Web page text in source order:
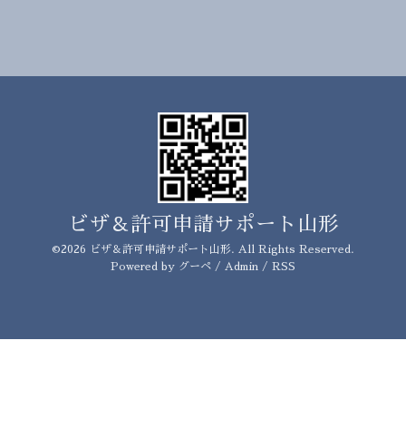
ビザ＆許可申請サポート山形
©2026 ビザ＆許可申請サポート山形. All Rights Reserved.
Powered by グーペ / Admin / RSS